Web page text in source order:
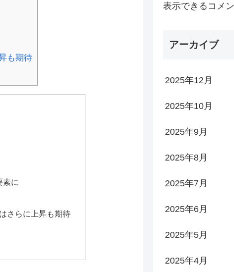
も期待
素に
さらに上昇も期待
表示できるコメ
アーカイブ
2025年12月
2025年10月
2025年9月
2025年8月
2025年7月
2025年6月
2025年5月
2025年4月